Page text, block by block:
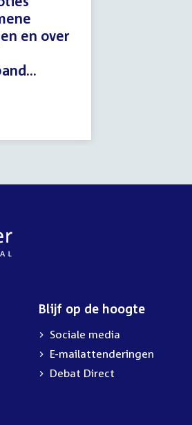
en over
Blijf op de hoogte
Sociale media
E-mailattenderingen
Debat Direct